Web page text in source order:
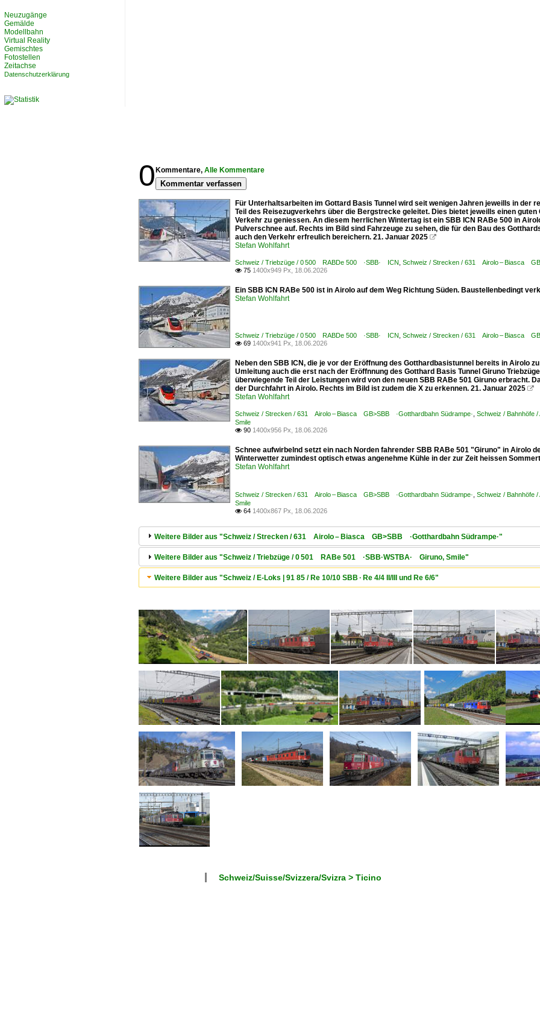
0 Kommentare, Alle Kommentare
Kommentar verfassen
Für Unterhaltsarbeiten im Gottard Basis Tunnel wird seit wenigen Jahren jeweills in
Teil des Reisezugverkehrs über die Bergstrecke geleitet. Dies bietet jeweills einen
Verkehr zu geniessen. An diesem herrlichen Wintertag ist ein SBB ICN RABe 500 in
Pulverschnee auf. Rechts im Bild sind Fahrzeuge zu sehen, die für den Bau des
auch den Verkehr erfreulich bereichern. 21. Januar 2025 
Stefan Wohlfahrt
Schweiz / Triebzüge / 0 500 RABDe 500 ·SBB· ICN Schweiz / Strecken / 631 Airolo – Biasca
 75 1400x949 Px, 18.06.2026
Ein SBB ICN RABe 500 ist in Airolo auf dem Weg Richtung Süden. Baustellenbedingt
Stefan Wohlfahrt
Schweiz / Triebzüge / 0 500 RABDe 500 ·SBB· ICN Schweiz / Strecken / 631 Airolo – Biasca
 69 1400x941 Px, 18.06.2026
Neben den SBB ICN, die je vor der Eröffnung des Gotthardbasistunnel bereits in Airolo
Umleitung auch die erst nach der Eröffnnung des Gotthard Basis Tunnel Giruno
überwiegende Teil der Leistungen wird von den neuen SBB RABe 501 Giruno erbracht.
der Durchfahrt in Airolo. Rechts im Bild ist zudem die X zu erkennen. 21. Januar 2025 
Stefan Wohlfahrt
Schweiz / Strecken / 631 Airolo – Biasca GB>SBB ·Gotthardbahn Südrampe· Schweiz / Bahnhöfe /
Smile
 90 1400x956 Px, 18.06.2026
Schnee aufwirbelnd setzt ein nach Norden fahrender SBB RABe 501 "Giruno" in Airolo
Winterwetter zumindest optisch etwas angenehme Kühle in der zur Zeit heissen
Stefan Wohlfahrt
Schweiz / Strecken / 631 Airolo – Biasca GB>SBB ·Gotthardbahn Südrampe· Schweiz / Bahnhöfe /
Smile
 64 1400x867 Px, 18.06.2026
Weitere Bilder aus "Schweiz / Strecken / 631 Airolo – Biasca GB>SBB ·Gotthardbahn Südrampe·"
Weitere Bilder aus "Schweiz / Triebzüge / 0 501 RABe 501 ·SBB·WSTBA· Giruno, Smile"
Weitere Bilder aus "Schweiz / E-Loks | 91 85 / Re 10/10 SBB · Re 4/4 II/III und Re 6/6"
Schweiz/Suisse/Svizzera/Svizra > Ticino
Neuzugänge
Gemälde
Modellbahn
Virtual Reality
Gemischtes
Fotostellen
Zeitachse
Datenschutzerklärung